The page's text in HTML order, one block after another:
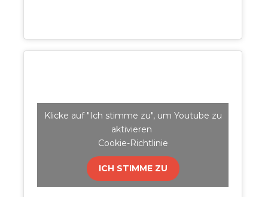
Klicke auf "Ich stimme zu", um Youtube zu
aktivieren
Cookie-Richtlinie
ICH STIMME ZU